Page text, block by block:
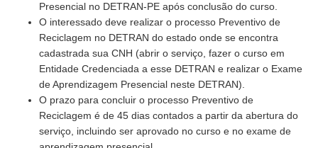
Presencial no DETRAN-PE após conclusão do curso.
O interessado deve realizar o processo Preventivo de
Reciclagem no DETRAN do estado onde se encontra
cadastrada sua CNH (abrir o serviço, fazer o curso em
Entidade Credenciada a esse DETRAN e realizar o Exame
de Aprendizagem Presencial neste DETRAN).
O prazo para concluir o processo Preventivo de
Reciclagem é de 45 dias contados a partir da abertura do
serviço, incluindo ser aprovado no curso e no exame de